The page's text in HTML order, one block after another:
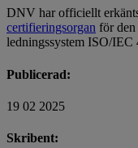
DNV har officiellt
certifieringsorgan för
ledningssystem ISO/IEC
Publicerad:
19 02 2025
Skribent: